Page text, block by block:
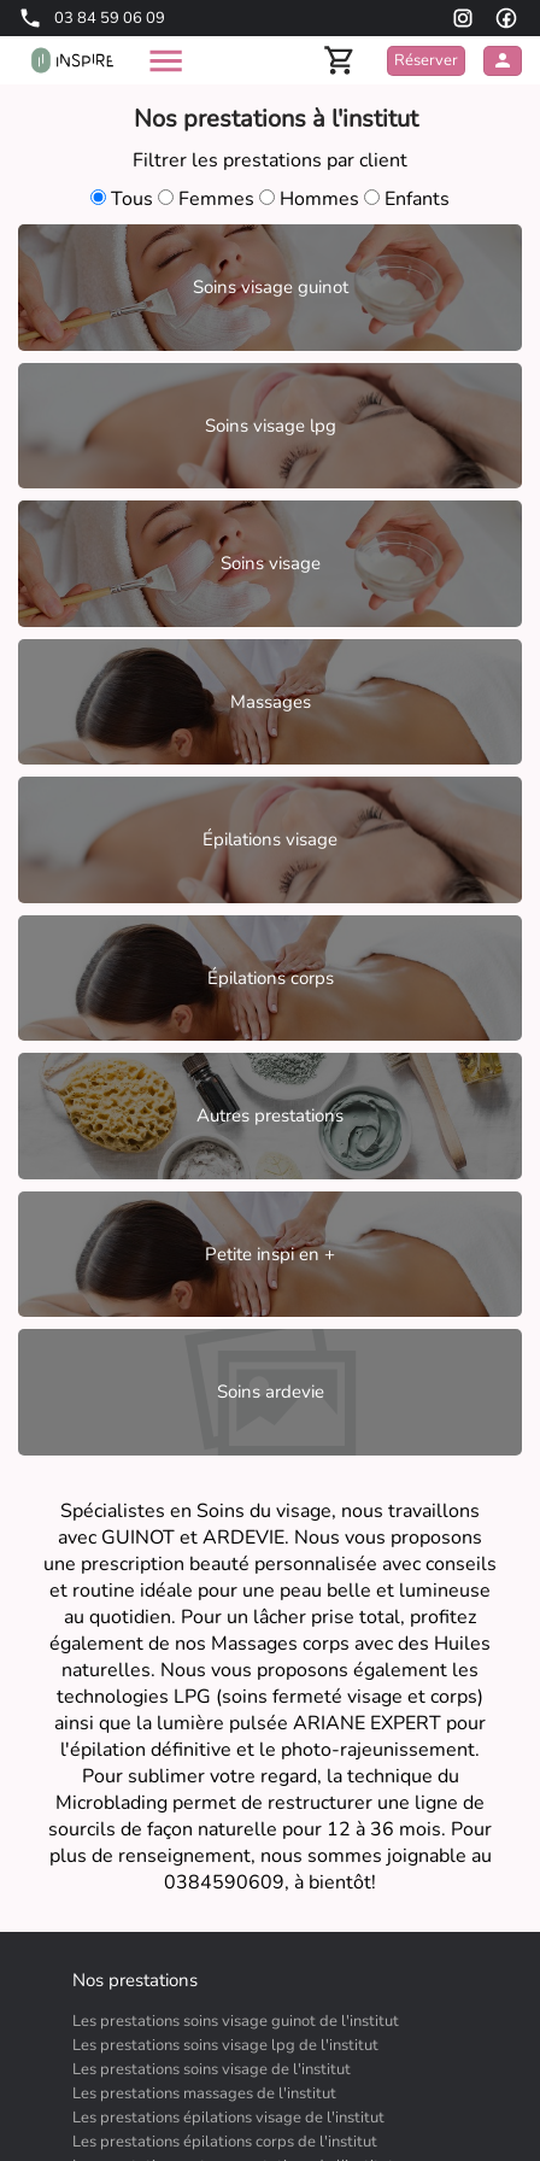
03 84 59 06 09
Réserver
Nos prestations à l'institut
Filtrer les prestations par client
Tous
Femmes Hommes Enfants
Soins visage guinot
Soins visage lpg
Soins visage
Massages
Épilations visage
Épilations corps
Autres prestations
Petite inspi en +
Soins ardevie
Spécialistes en Soins du visage, nous travaillons
avec GUINOT et ARDEVIE. Nous vous proposons
une prescription beauté personnalisée avec conseils
et routine idéale pour une peau belle et lumineuse
au quotidien. Pour un lâcher prise total, profitez
également de nos Massages corps avec des Huiles
naturelles. Nous vous proposons également les
technologies LPG (soins fermeté visage et corps)
ainsi que la lumière pulsée ARIANE EXPERT pour
l'épilation définitive et le photo-rajeunissement.
Pour sublimer votre regard, la technique du
Microblading permet de restructurer une ligne de
sourcils de façon naturelle pour 12 à 36 mois. Pour
plus de renseignement, nous sommes joignable au
0384590609, à bientôt!
Nos prestations
Les prestations soins visage guinot de l'institut
Les prestations soins visage lpg de l'institut
Les prestations soins visage de l'institut
Les prestations massages de l'institut
Les prestations épilations visage de l'institut
Les prestations épilations corps de l'institut